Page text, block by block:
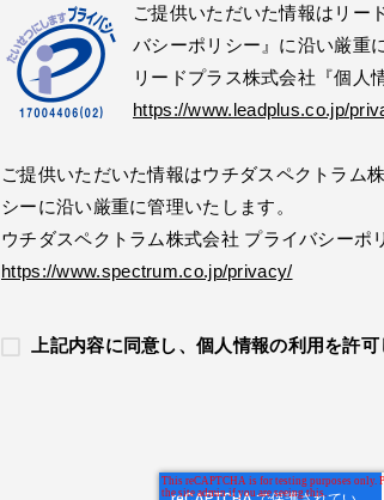
ご提供いただいた情報はリー
バシーポリシー』に沿い厳重
リードプラス株式会社『個人
https://www.leadplus.co.jp/
ご提供いただいた情報はウチダスペクトラム
シーに沿い厳重に管理いたします。
ウチダスペクトラム株式会社 プライバシーポ
https://www.spectrum.co.jp/privacy/
上記内容に同意し、個人情報の利用を許